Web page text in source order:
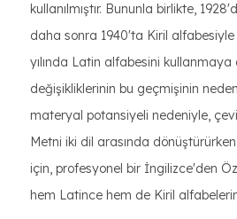
kullanılmıştır. Bununla birlikte,
daha sonra 1940'ta Kiril alfabesiyle
yılında Latin alfabesini
değişikliklerinin bu geçmişinin
materyal potansiyeli nedeniyle,
Metni iki dil arasında
için, profesyonel bir İngilizce'den
hem Latince hem de Kiril